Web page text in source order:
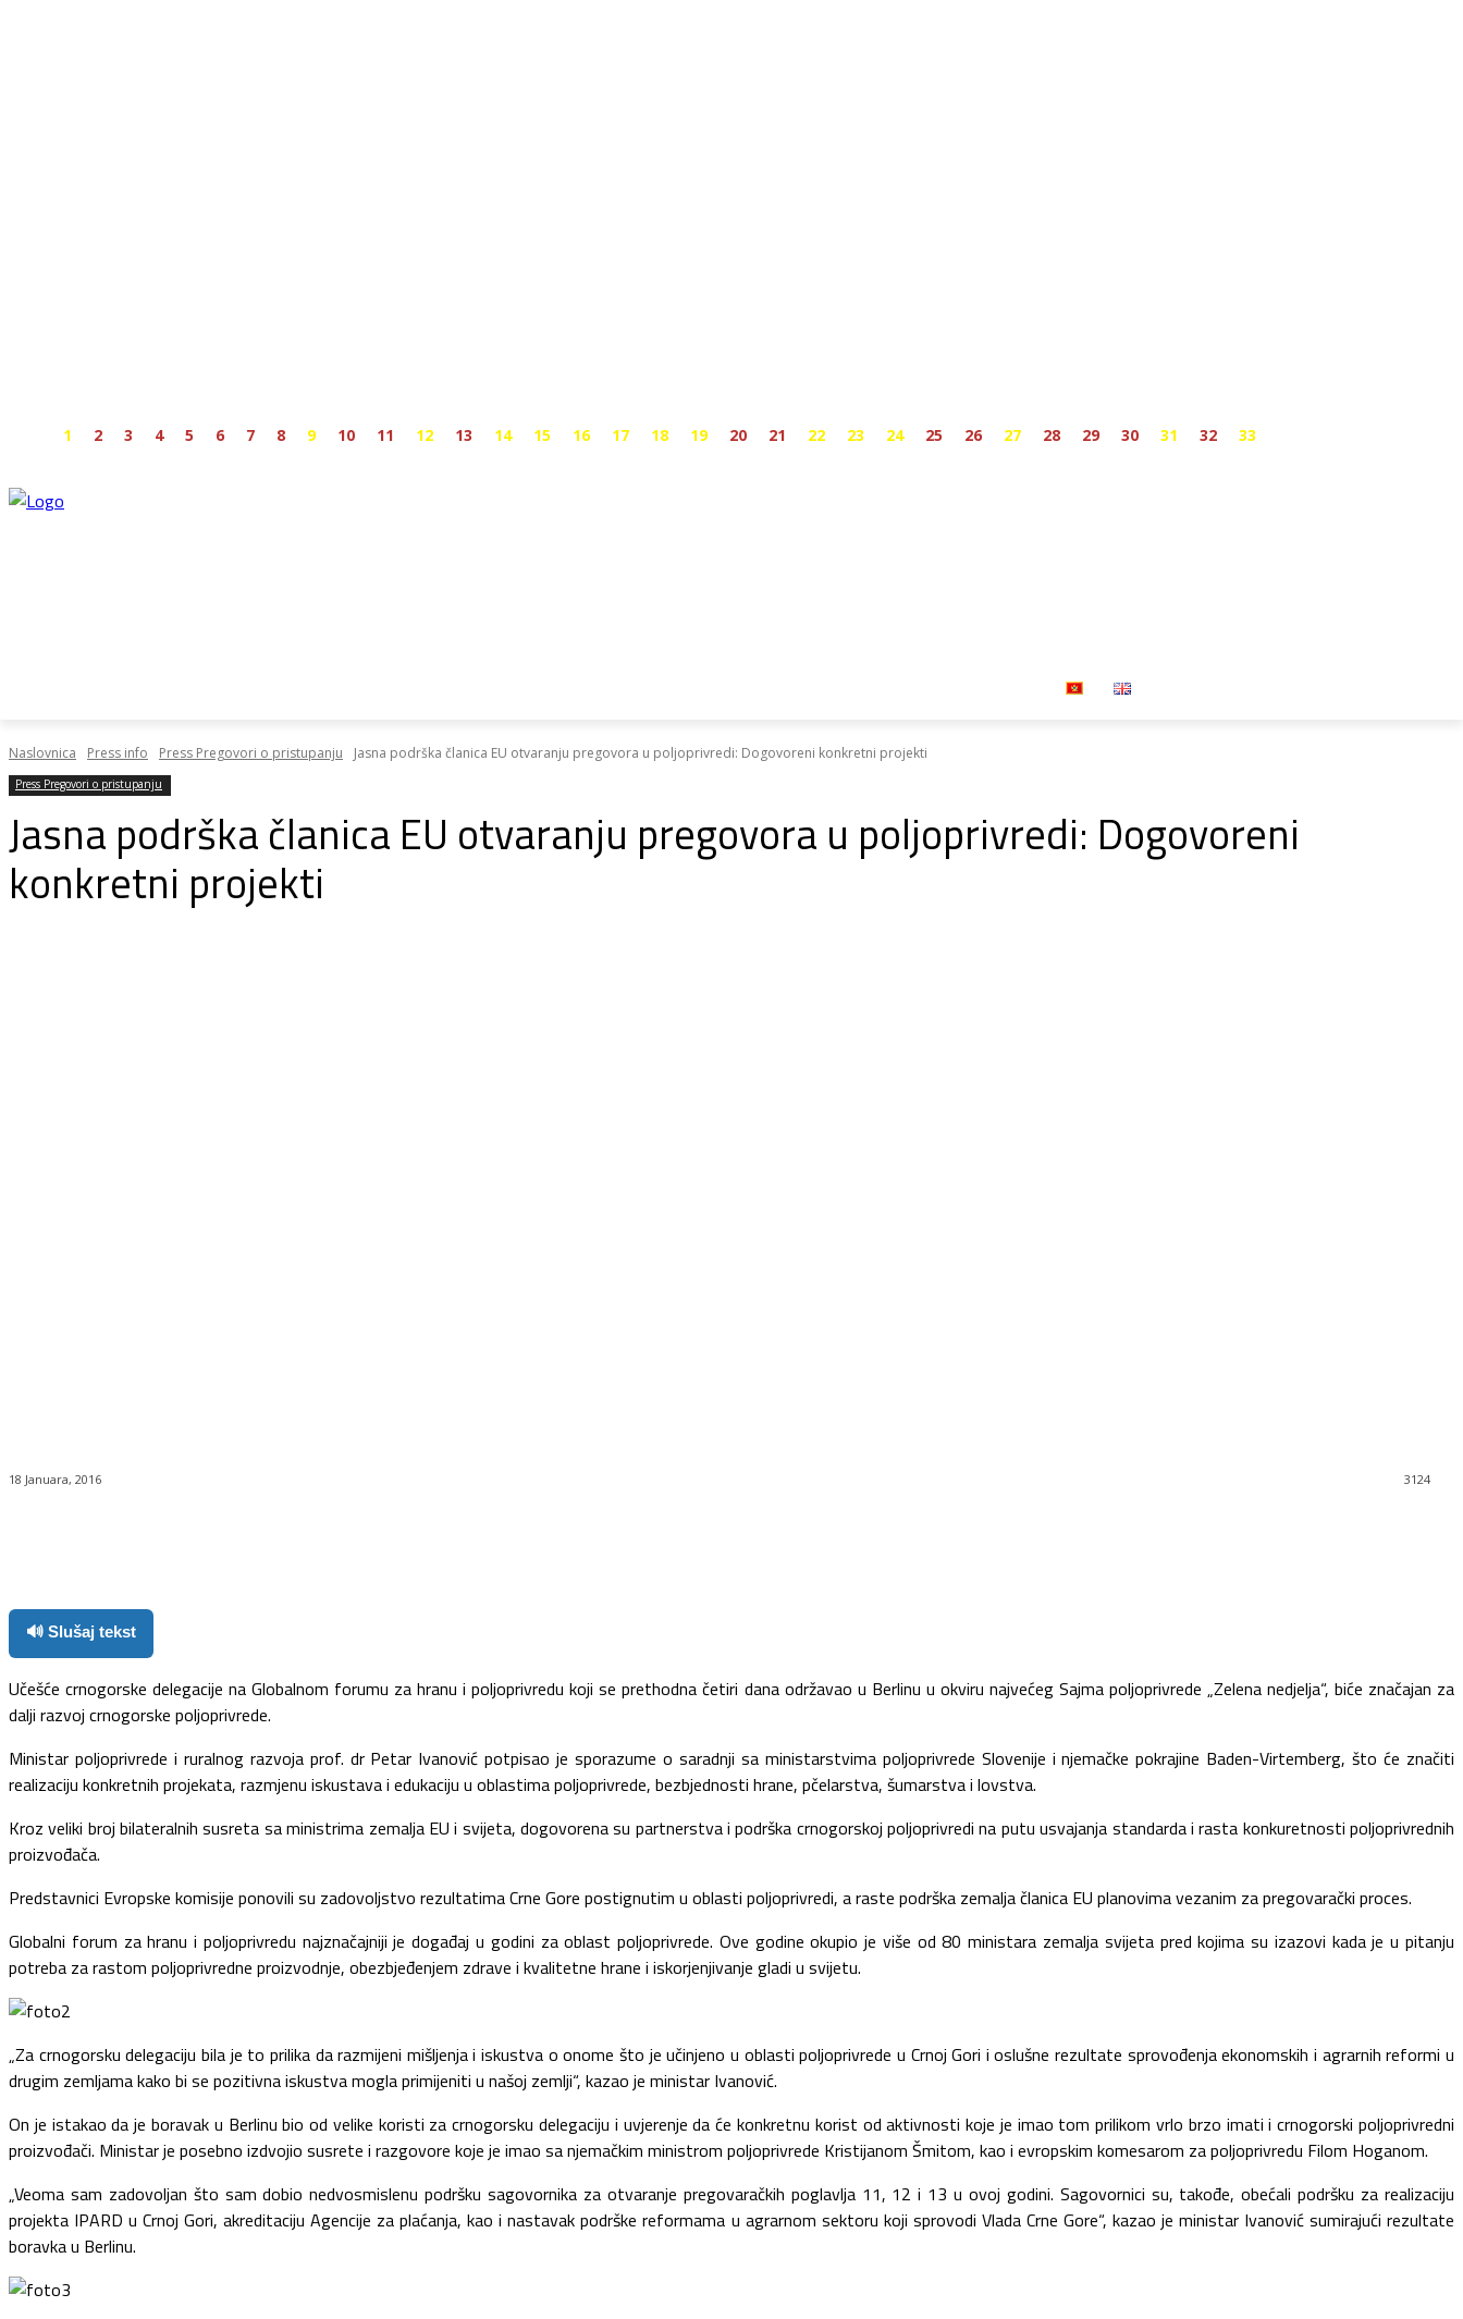
1 2 3 4 5 6 7 8 9 10 11 12 13 14 15 16 17 18 19 20 21 22 23 24 25 26 27 28 29 30 31 32 33
Naslovnica Press info Press Pregovori o pristupanju Jasna podrška članica EU otvaranju pregovora u poljoprivredi: Dogovoreni konkretni projekti
Press Pregovori o pristupanju
Jasna podrška članica EU otvaranju pregovora u poljoprivredi: Dogovoreni
konkretni projekti
18 Januara, 2016 3124
🔊 Slušaj tekst
Učešće crnogorske delegacije na Globalnom forumu za hranu i poljoprivredu koji se prethodna četiri dana održavao u Berlinu u okviru najvećeg Sajma poljoprivrede „Zelena nedjelja“, biće značajan za
dalji razvoj crnogorske poljoprivrede.
Ministar poljoprivrede i ruralnog razvoja prof. dr Petar Ivanović potpisao je sporazume o saradnji sa ministarstvima poljoprivrede Slovenije i njemačke pokrajine Baden-Virtemberg, što će značiti
realizaciju konkretnih projekata, razmjenu iskustava i edukaciju u oblastima poljoprivrede, bezbjednosti hrane, pčelarstva, šumarstva i lovstva.
Kroz veliki broj bilateralnih susreta sa ministrima zemalja EU i svijeta, dogovorena su partnerstva i podrška crnogorskoj poljoprivredi na putu usvajanja standarda i rasta konkuretnosti poljoprivrednih
proizvođača.
Predstavnici Evropske komisije ponovili su zadovoljstvo rezultatima Crne Gore postignutim u oblasti poljoprivredi, a raste podrška zemalja članica EU planovima vezanim za pregovarački proces.
Globalni forum za hranu i poljoprivredu najznačajniji je događaj u godini za oblast poljoprivrede. Ove godine okupio je više od 80 ministara zemalja svijeta pred kojima su izazovi kada je u pitanju
potreba za rastom poljoprivredne proizvodnje, obezbjeđenjem zdrave i kvalitetne hrane i iskorjenjivanje gladi u svijetu.
„Za crnogorsku delegaciju bila je to prilika da razmijeni mišljenja i iskustva o onome što je učinjeno u oblasti poljoprivrede u Crnoj Gori i oslušne rezultate sprovođenja ekonomskih i agrarnih reformi u
drugim zemljama kako bi se pozitivna iskustva mogla primijeniti u našoj zemlji“, kazao je ministar Ivanović.
On je istakao da je boravak u Berlinu bio od velike koristi za crnogorsku delegaciju i uvjerenje da će konkretnu korist od aktivnosti koje je imao tom prilikom vrlo brzo imati i crnogorski poljoprivredni
proizvođači. Ministar je posebno izdvojio susrete i razgovore koje je imao sa njemačkim ministrom poljoprivrede Kristijanom Šmitom, kao i evropskim komesarom za poljoprivredu Filom Hoganom.
„Veoma sam zadovoljan što sam dobio nedvosmislenu podršku sagovornika za otvaranje pregovaračkih poglavlja 11, 12 i 13 u ovoj godini. Sagovornici su, takođe, obećali podršku za realizaciju
projekta IPARD u Crnoj Gori, akreditaciju Agencije za plaćanja, kao i nastavak podrške reformama u agrarnom sektoru koji sprovodi Vlada Crne Gore“, kazao je ministar Ivanović sumirajući rezultate
boravka u Berlinu.